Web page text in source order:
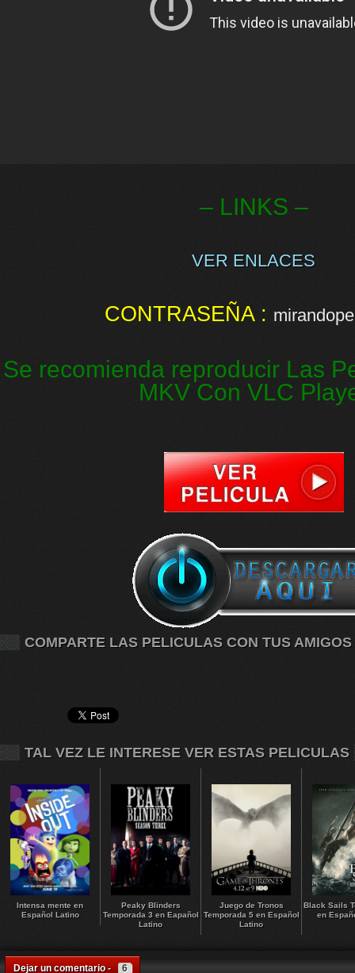
– LINKS –
VER ENLACES
CONTRASEÑA :
Se recomienda reproducir Las
MKV Con VLC
COMPARTE LAS PELICULAS CON TUS AMIGOS
TAL VEZ LE INTERESE VER ESTAS PELICULAS
Intensa mente en
Español Latino
Peaky Blinders
Temporada 3 en Eapañol
Latino
Juego de Tronos
Temporada 5 en Español
Latino
Black Sails
en
Dejar un comentario - 6